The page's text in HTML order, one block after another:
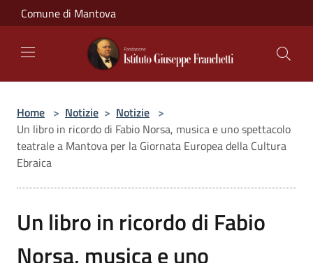
Salta al contenuto principale
Comune di Mantova
Home > Notizie > Notizie >
Un libro in ricordo di Fabio Norsa, musica e uno spettacolo
teatrale a Mantova per la Giornata Europea della Cultura
Ebraica
Un libro in ricordo di Fabio
Norsa, musica e uno